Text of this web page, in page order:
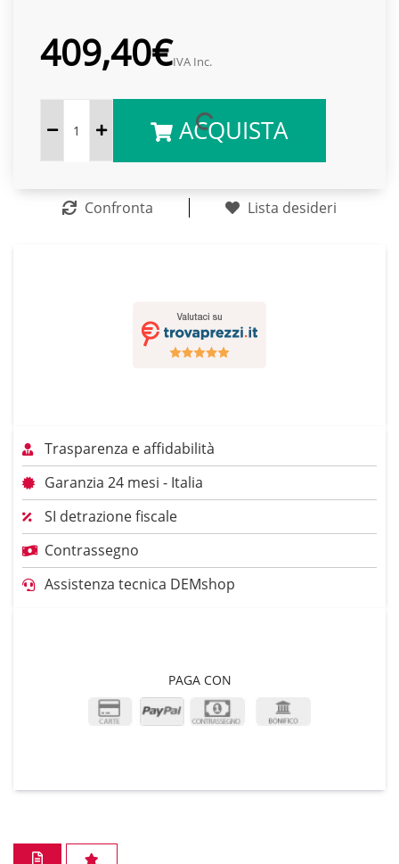
409,40€IVA Inc.
ACQUISTA
Confronta Lista desideri
Trasparenza e affidabilità
Garanzia 24 mesi - Italia
SI detrazione fiscale
Contrassegno
Assistenza tecnica DEMshop
PAGA CON